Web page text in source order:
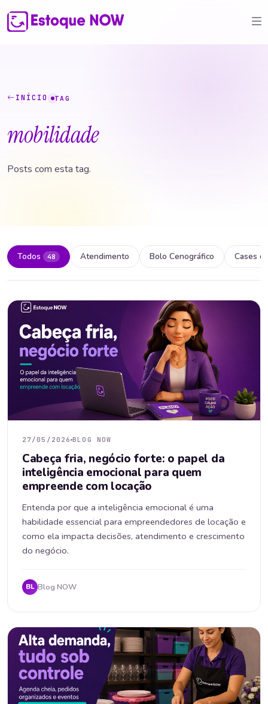
INÍCIO TAG
mobilidade
Posts com esta tag.
Todos 48 Atendimento Bolo Cenográfico Cases
27/05/2026 BLOG NOW
Cabeça fria, negócio forte: o papel da
inteligência emocional para quem
empreende com locação
Entenda por que a inteligência emocional é uma
habilidade essencial para empreendedores de locação e
como ela impacta decisões, atendimento e crescimento
do negócio.
BL Blog NOW